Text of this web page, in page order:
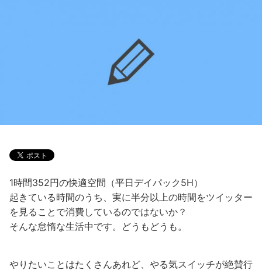
1時間352円の快適空間（平日デイパック5H）
起きている時間のうち、実に半分以上の時間をツイッター
を見ることで消費しているのではないか？
そんな怠惰な生活中です。どうもどうも。
やりたいことはたくさんあれど、やる気スイッチが絶賛行